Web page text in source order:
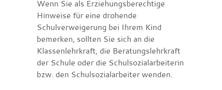
Wenn Sie als Erziehungsberechtige
Hinweise für eine drohende
Schulverweigerung bei Ihrem Kind
bemerken, sollten Sie sich an die
Klassenlehrkraft, die Beratungslehrkraft
der Schule oder die Schulsozialarbeiterin
bzw. den Schulsozialarbeiter wenden.